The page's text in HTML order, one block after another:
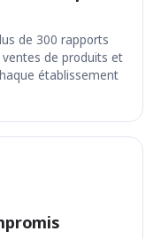
de 300 rapports
de produits et
établissement